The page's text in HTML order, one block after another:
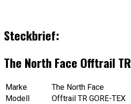
Steckbrief:
The North Face Offtrail TR
Marke
The North Face
Modell
Offtrail TR GORE-TEX